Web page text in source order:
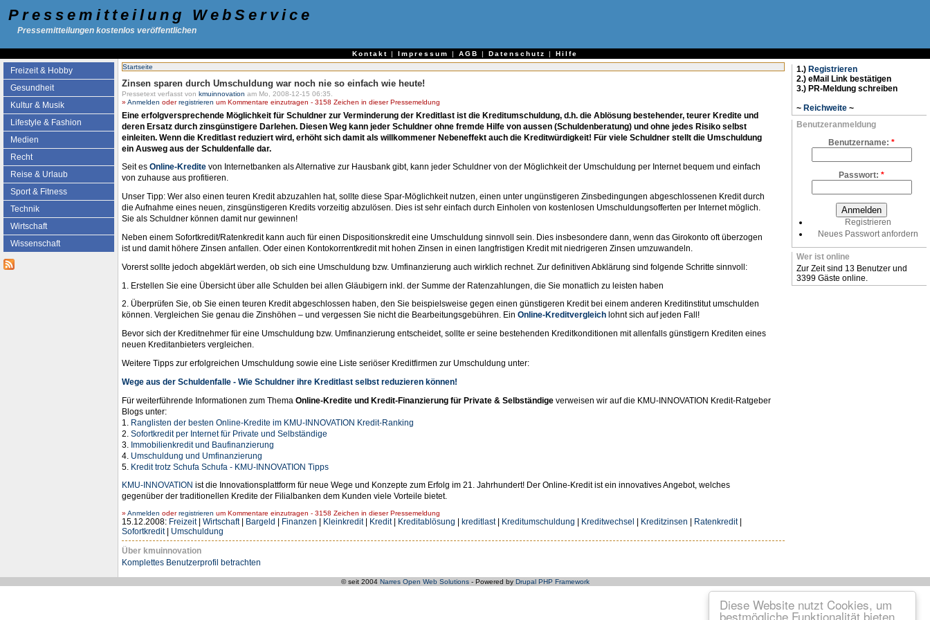
Diese Website nutzt Cookies, um
bestmögliche Funktionalität bieten
Pressemitteilung WebService
Pressemitteilungen kostenlos veröffentlichen
Kontakt | Impressum | AGB | Datenschutz | Hilfe
Freizeit & Hobby
Gesundheit
Kultur & Musik
Lifestyle & Fashion
Medien
Recht
Reise & Urlaub
Sport & Fitness
Technik
Wirtschaft
Wissenschaft
Startseite
Zinsen sparen durch Umschuldung war noch nie so einfach wie heute!
Pressetext verfasst von kmuinnovation am Mo, 2008-12-15 06:35.
» Anmelden oderregistrieren um Kommentare einzutragen - 3158 Zeichen in dieser Pressemeldung
Eine erfolgversprechende Möglichkeit für Schuldner zur Verminderung der Kreditlast ist die Kreditumschuldung, d.h. die Ablösung bestehender, teurer Kredite und
deren Ersatz durch zinsgünstigere Darlehen. Diesen Weg kann jeder Schuldner ohne fremde Hilfe von aussen (Schuldenberatung) und ohne jedes Risiko selbst
einleiten. Wenn die Kreditlast reduziert wird, erhöht sich damit als willkommener Nebeneffekt auch die Kreditwürdigkeit! Für viele Schuldner stellt die Umschuldung
ein Ausweg aus der Schuldenfalle dar.
Seit es Online-Kredite von Internetbanken als Alternative zur Hausbank gibt, kann jeder Schuldner von der Möglichkeit der Umschuldung per Internet bequem und einfach
von zuhause aus profitieren.
Unser Tipp: Wer also einen teuren Kredit abzuzahlen hat, sollte diese Spar-Möglichkeit nutzen, einen unter ungünstigeren Zinsbedingungen abgeschlossenen Kredit durch
die Aufnahme eines neuen, zinsgünstigeren Kredits vorzeitig abzulösen. Dies ist sehr einfach durch Einholen von kostenlosen Umschuldungsofferten per Internet möglich.
Sie als Schuldner können damit nur gewinnen!
Neben einem Sofortkredit/Ratenkredit kann auch für einen Dispositionskredit eine Umschuldung sinnvoll sein. Dies insbesondere dann, wenn das Girokonto oft überzogen
ist und damit höhere Zinsen anfallen. Oder einen Kontokorrentkredit mit hohen Zinsen in einen langfristigen Kredit mit niedrigeren Zinsen umzuwandeln.
Vorerst sollte jedoch abgeklärt werden, ob sich eine Umschuldung bzw. Umfinanzierung auch wirklich rechnet. Zur definitiven Abklärung sind folgende Schritte sinnvoll:
1. Erstellen Sie eine Übersicht über alle Schulden bei allen Gläubigern inkl. der Summe der Ratenzahlungen, die Sie monatlich zu leisten haben
2. Überprüfen Sie, ob Sie einen teuren Kredit abgeschlossen haben, den Sie beispielsweise gegen einen günstigeren Kredit bei einem anderen Kreditinstitut umschulden
können. Vergleichen Sie genau die Zinshöhen – und vergessen Sie nicht die Bearbeitungsgebühren. Ein Online-Kreditvergleich lohnt sich auf jeden Fall!
Bevor sich der Kreditnehmer für eine Umschuldung bzw. Umfinanzierung entscheidet, sollte er seine bestehenden Kreditkonditionen mit allenfalls günstigern Krediten eines
neuen Kreditanbieters vergleichen.
Weitere Tipps zur erfolgreichen Umschuldung sowie eine Liste seriöser Kreditfirmen zur Umschuldung unter:
Wege aus der Schuldenfalle - Wie Schuldner ihre Kreditlast selbst reduzieren können!
Für weiterführende Informationen zum Thema Online-Kredite und Kredit-Finanzierung für Private & Selbständige verweisen wir auf die KMU-INNOVATION Kredit-Ratgeber
Blogs unter:
1. Ranglisten der besten Online-Kredite im KMU-INNOVATION Kredit-Ranking
2. Sofortkredit per Internet für Private und Selbständige
3. Immobilienkredit und Baufinanzierung
4. Umschuldung und Umfinanzierung
5. Kredit trotz Schufa Schufa - KMU-INNOVATION Tipps
KMU-INNOVATION ist die Innovationsplattform für neue Wege und Konzepte zum Erfolg im 21. Jahrhundert! Der Online-Kredit ist ein innovatives Angebot, welches
gegenüber der traditionellen Kredite der Filialbanken dem Kunden viele Vorteile bietet.
» Anmelden oderregistrieren um Kommentare einzutragen - 3158 Zeichen in dieser Pressemeldung
15.12.2008: Freizeit| Wirtschaft| Bargeld Finanzen Kleinkredit| Kredit| Kreditablösung kreditlast| Kreditumschuldung Kreditwechsel Kreditzinsen Ratenkredit|
Sofortkredit| Umschuldung
Über kmuinnovation
Komplettes Benutzerprofil betrachten
1.) Registrieren
2.) eMail Link bestätigen
3.) PR-Meldung schreiben
~ Reichweite ~
Benutzeranmeldung
Benutzername: *
Passwort: *
Registrieren
Neues Passwort anfordern
Wer ist online
Zur Zeit sind 13 Benutzer und
3399 Gäste online.
© seit 2004 Narres Open Web Solutions- Powered by Drupal PHP Framework